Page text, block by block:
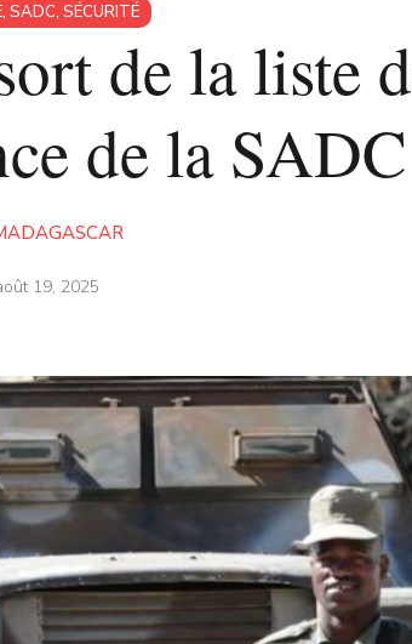
, SADC, SÉCURITÉ
de la liste
de la SADC
19, 2025